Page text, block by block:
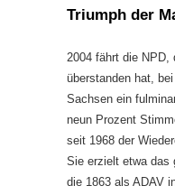
Triumph der
2004 fährt die NPD,
überstanden hat,
Sachsen ein
neun Prozent
seit 1968 der
Sie erzielt etwa das
die 1863 als ADAV